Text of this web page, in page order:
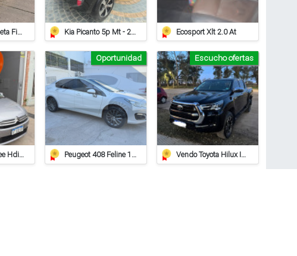
Vendo Camioneta Fiat Strada Working Kia Picanto 5p Mt - 2014 - 97.000km Ecosport Xlt 2.0 At
Citroen C Elysee Hdi Feel 2018 Peugeot 408 Feline 1.6 Hdi
Oportunidad
Vendo Toyota Hilux Impecable
Escucho ofertas